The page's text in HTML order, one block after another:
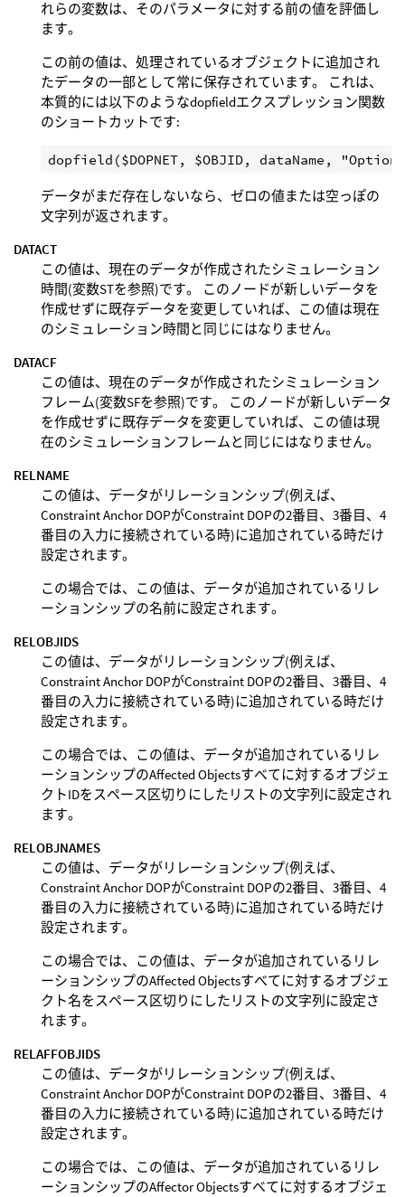
れらの変数は、そのパラメータに対する前の値を評価し
ます。
この前の値は、処理されているオブジェクトに追加され
たデータの一部として常に保存されています。 これは、
本質的には以下のようなdopfieldエクスプレッション関数
のショートカットです:
データがまだ存在しないなら、ゼロの値または空っぽの
文字列が返されます。
DATACT
この値は、現在のデータが作成されたシミュレーション
時間(変数STを参照)です。 このノードが新しいデータを
作成せずに既存データを変更していれば、この値は現在
のシミュレーション時間と同じにはなりません。
DATACF
この値は、現在のデータが作成されたシミュレーション
フレーム(変数SFを参照)です。 このノードが新しいデータ
を作成せずに既存データを変更していれば、この値は現
在のシミュレーションフレームと同じにはなりません。
RELNAME
この値は、データがリレーションシップ(例えば、
Constraint Anchor DOPがConstraint DOPの2番目、3番目、4
番目の入力に接続されている時)に追加されている時だけ
設定されます。
この場合では、この値は、データが追加されているリレ
ーションシップの名前に設定されます。
RELOBJIDS
この値は、データがリレーションシップ(例えば、
Constraint Anchor DOPがConstraint DOPの2番目、3番目、4
番目の入力に接続されている時)に追加されている時だけ
設定されます。
この場合では、この値は、データが追加されているリレ
ーションシップのAffected Objectsすべてに対するオブジェ
クトIDをスペース区切りにしたリストの文字列に設定され
ます。
RELOBJNAMES
この値は、データがリレーションシップ(例えば、
Constraint Anchor DOPがConstraint DOPの2番目、3番目、4
番目の入力に接続されている時)に追加されている時だけ
設定されます。
この場合では、この値は、データが追加されているリレ
ーションシップのAffected Objectsすべてに対するオブジェ
クト名をスペース区切りにしたリストの文字列に設定さ
れます。
RELAFFOBJIDS
この値は、データがリレーションシップ(例えば、
Constraint Anchor DOPがConstraint DOPの2番目、3番目、4
番目の入力に接続されている時)に追加されている時だけ
設定されます。
この場合では、この値は、データが追加されているリレ
ーションシップのAffector Objectsすべてに対するオブジェ